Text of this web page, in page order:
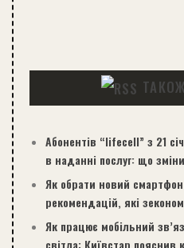
Абонентів “lifecell” з 21
в наданні послуг: що
Як обрати новий
рекомендацій, які
Як працює мобільний